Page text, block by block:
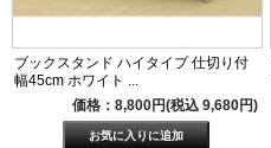
ブックスタンド ハイタイプ 仕切り付
幅45cm ホワイト ...
価格：8,800円(税込 9,680円)